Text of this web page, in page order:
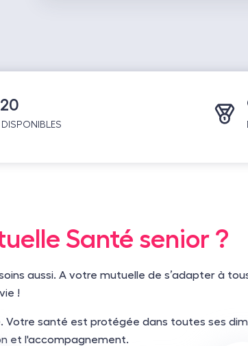
Santé senior ?
aussi. A votre mutuelle de s’adapter à
!
Votre santé est protégée dans toutes ses
et l'accompagnement.